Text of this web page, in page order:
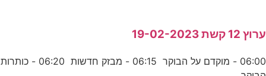
ערוץ 12 קשת 19-02-2023
06:00 - מוקדם על הבוקר 06:15 - מבזק חדשות 06:20 - כותרות